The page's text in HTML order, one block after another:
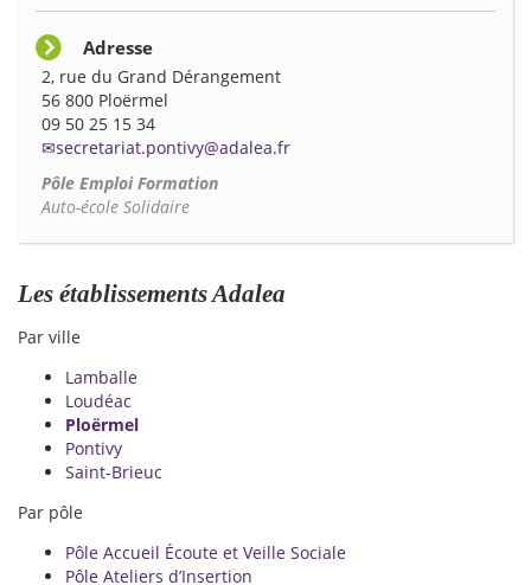
Adresse
2, rue du Grand Dérangement
56 800 Ploërmel
09 50 25 15 34
secretariat.pontivy@adalea.fr
Pôle Emploi Formation
Auto-école Solidaire
Les établissements Adalea
Par ville
Lamballe
Loudéac
Ploërmel
Pontivy
Saint-Brieuc
Par pôle
Pôle Accueil Écoute et Veille Sociale
Pôle Ateliers d’Insertion